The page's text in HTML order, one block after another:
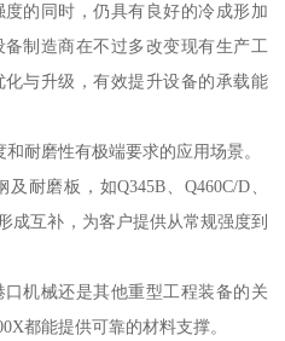
的同时，仍具有良好的冷成形加
制造商在不过多改变现有生产工
与升级，有效提升设备的承载能
耐磨性有极端要求的应用场景。
耐磨板，如Q345B、Q460C/D、
成互补，为客户提供从常规强度到
机械还是其他重型工程装备的关
都能提供可靠的材料支撑。